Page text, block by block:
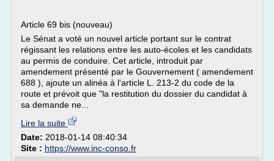
Article 69 bis (nouveau)
Le Sénat a voté un nouvel article portant sur le contrat
régissant les relations entre les auto-écoles et les candidats
au permis de conduire. Cet article, introduit par
amendement présenté par le Gouvernement ( amendement
688 ), ajoute un alinéa à l'article L. 213-2 du code de la
route et prévoit que "la restitution du dossier du candidat à
sa demande ne...
Lire la suite
Date: 2018-01-14 08:40:34
Site : https://www.inc-conso.fr